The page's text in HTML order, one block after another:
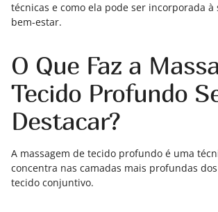
técnicas e como ela pode ser incorporada
bem-estar.
O Que Faz a
Tecido Profundo
Destacar?
A massagem de tecido profundo é uma
concentra nas camadas mais profundas
tecido conjuntivo.